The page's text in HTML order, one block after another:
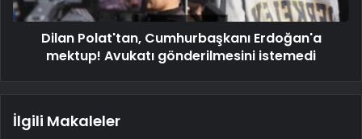
Dilan Polat'tan, Cumhurbaşkanı Erdoğan'a
mektup! Avukatı gönderilmesini istemedi
İlgili Makaleler